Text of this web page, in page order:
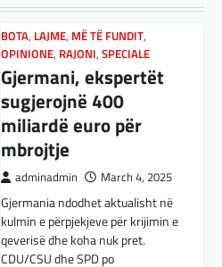
BOTA, LAJME, MË TË FUNDIT,
OPINIONE, RAJONI,SPECIALE
Gjermani, ekspertët
sugjerojnë 400
miliardë euro për
mbrojtje
adminadmin March 4, 2025
Gjermania ndodhet aktualisht në
kulmin e përpjekjeve për krijimin e
qeverisë dhe koha nuk pret.
CDU/CSU dhe SPD po
është një shembull i rritjes së
kompanive kineze të inteligjencës
artificiale (AI). Përparimi i
aplikacionit kinez…
BOTA,KULTURË,LAJME,
MË TË FUNDIT,MISTER,OPINIONE
RAJONI,SPECIALE
UNCATEGORIZED
Rend i ri, kërcënimet
e Trump e kanë
shkundur Europën
adminadmin March 3, 2025